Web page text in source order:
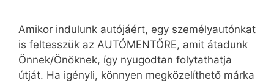
Amikor indulunk autójáért, egy személyautónkat
is feltesszük az AUTÓMENTŐRE, amit átadunk
Önnek/Önöknek, így nyugodtan folytathatja
útját. Ha igényli, könnyen megközelíthető márka